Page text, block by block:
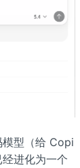
型（给 Copi
进化为一个